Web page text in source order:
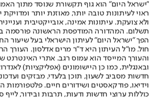
"ישראל היום" הוא גוף תקשורת שנוסד מתוך
ראוי לעיתונות טובה יותר, מאוזנת יותר
ולא צועקת. עיתונות אמינה, אובייקטיבית
הפך "ישראל היום" לעיתון הישראלי בעל שיעור
חול. מו"ל העיתון היא ד"ר מרים אדלסון. העורך
והעורך המייסד הוא עמוס רגב. אתרי האינטרנט
חדשות מסביב לשעון, תוכן בלעדי, מבזקים
וידיאו, פודקאסטים ושידורים חיים. פלטפורמות
כוללות ערוצי חדשות ודעות, תרבות ובידור, לייף